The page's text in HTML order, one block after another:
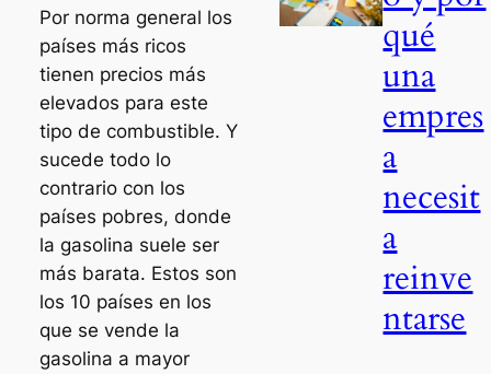
Por norma general los
países más ricos
tienen precios más
elevados para este
tipo de combustible. Y
sucede todo lo
contrario con los
países pobres, donde
la gasolina suele ser
más barata. Estos son
los 10 países en los
que se vende la
gasolina a mayor
qué
una
empres
a
necesit
a
reinve
ntarse